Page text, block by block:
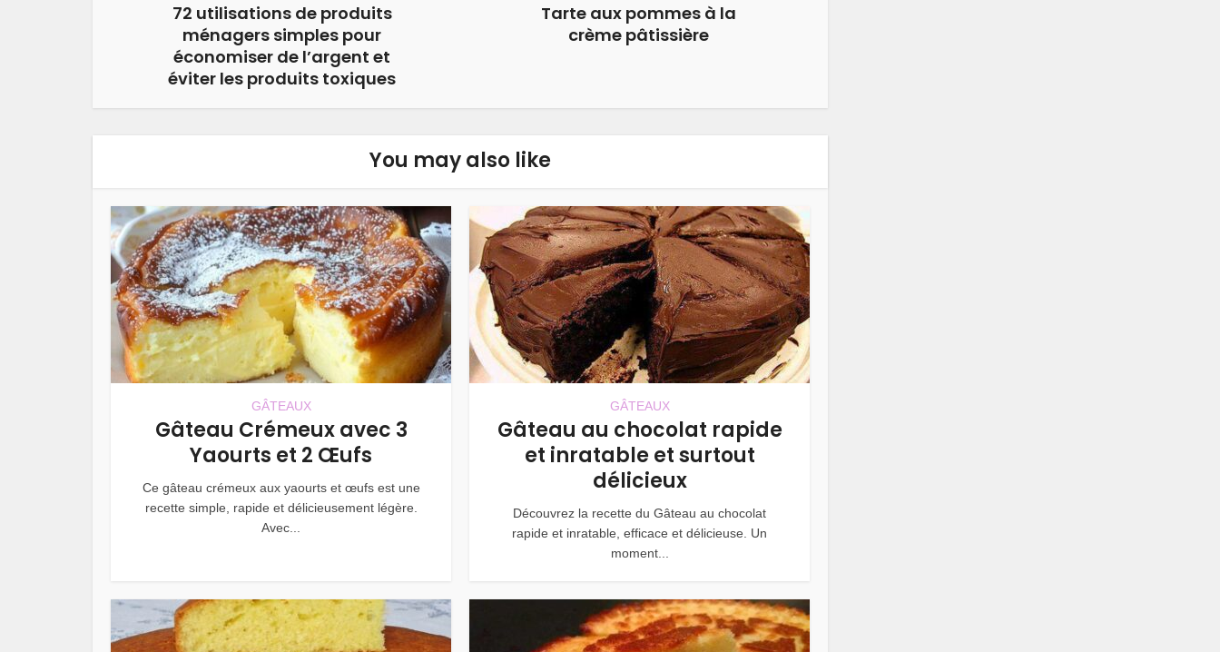
72 utilisations de produits
ménagers simples pour
économiser de l’argent et
éviter les produits toxiques
Tarte aux pommes à la
crème pâtissière
You may also like
GÂTEAUX
Gâteau Crémeux avec 3
Yaourts et 2 Œufs
Ce gâteau crémeux aux yaourts et œufs est une
recette simple, rapide et délicieusement légère.
Avec...
GÂTEAUX
Gâteau au chocolat rapide
et inratable et surtout
délicieux
Découvrez la recette du Gâteau au chocolat
rapide et inratable, efficace et délicieuse. Un
moment...